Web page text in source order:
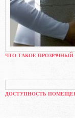
ЧТО ТАКОЕ
ДОСТУПНОСТЬ